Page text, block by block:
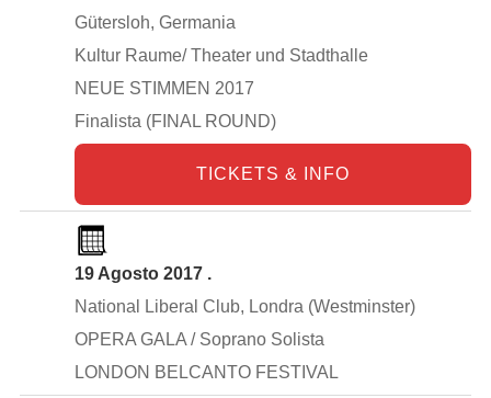
Gütersloh, Germania
Kultur Raume/ Theater und Stadthalle
NEUE STIMMEN 2017
Finalista (FINAL ROUND)
TICKETS & INFO
19 Agosto 2017 .
National Liberal Club, Londra (Westminster)
OPERA GALA / Soprano Solista
LONDON BELCANTO FESTIVAL